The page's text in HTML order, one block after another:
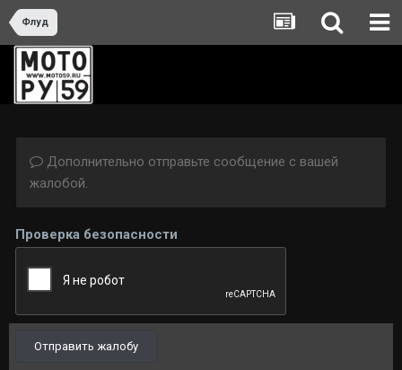
Флуд
Дополнительно отправьте сообщение с вашей
жалобой.
Проверка безопасности
Отправить жалобу